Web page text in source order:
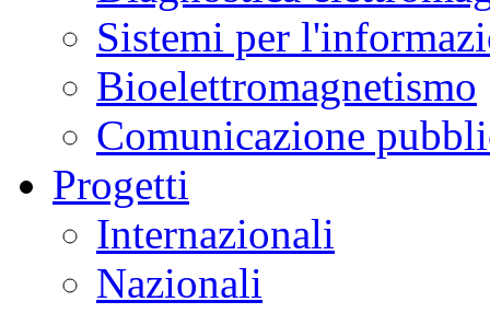
Sistemi per
Bioelettromagnetismo
Comunicazione
Progetti
Internazionali
Nazionali